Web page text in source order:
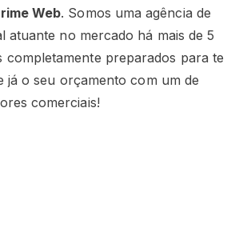
Web. Somos uma agência de
atuante no mercado há mais de 5
completamente preparados para te
já o seu orçamento com um de
comerciais!